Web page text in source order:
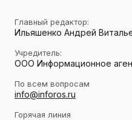
Главный редактор:
Ильяшенко Андрей
Учредитель:
ООО Информационное
По всем вопросам
info@inforos.ru
Горячая линия